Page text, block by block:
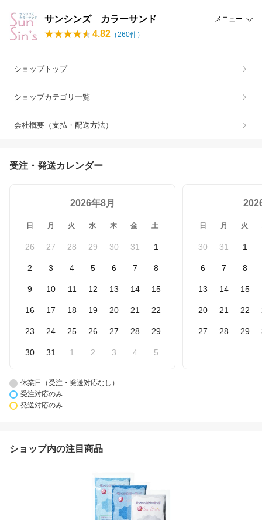
サンシンズ カラーサンド メニュー
4.82 （260件）
ショップトップ
ショップカテゴリ一覧
会社概要（支払・配送方法）
受注・発送カレンダー
2026年8月
日 月 火 水 木 金 土
26 27 28 29 30 31 1
2 3 4 5 6 7 8
9 10 11 12 13 14 15
16 17 18 19 20 21 22
23 24 25 26 27 28 29
30 31 1 2 3 4 5
日 月 火
30 31 1
6 7 8
13 14 15
20 21 22
27 28 29
休業日（受注・発送対応なし）
受注対応のみ
発送対応のみ
ショップ内の注目商品